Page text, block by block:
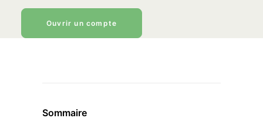
Ouvrir un compte
particulier qui y voit aussi un enjeu
Sommaire